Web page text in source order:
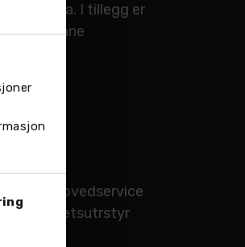
I tillegg er
ned i denne
stor hovedservice
Sikkerhetsutrstyr